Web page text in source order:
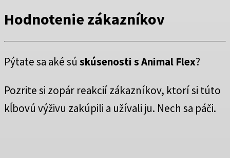
Hodnotenie zákazníkov
Pýtate sa aké sú skúsenosti s Animal Flex?
Pozrite si zopár reakcií zákazníkov, ktorí si túto
kĺbovú výživu zakúpili a užívali ju. Nech sa páči.